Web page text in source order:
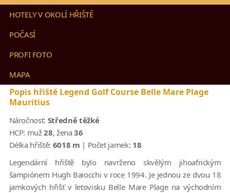
HOTELY V OKOLÍ HŘIŠTĚ
POČASÍ
PROFI FOTO
MAPA
Popis hřiště Legend Golf Course Belle Mare Plage
Mauritius
Náročnost: Středně těžké
HCP: muž28, žena36
Délka hřiště: 6018 m | Počet jamek: 18
Legendární hřiště bylo navrženo skvělým jihoafrickým
šampiónem Hugh Baiocchi v roce 1994. Je jednou ze dvou 18
jamkových hřišť v letovisku Belle Mare Plage na východním